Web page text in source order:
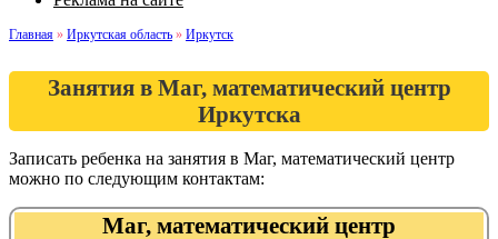
Главная » Иркутская область » Иркутск
Занятия в Маг, математический центр
Иркутска
Записать ребенка на занятия в Маг, математический центр
можно по следующим контактам:
Маг, математический центр